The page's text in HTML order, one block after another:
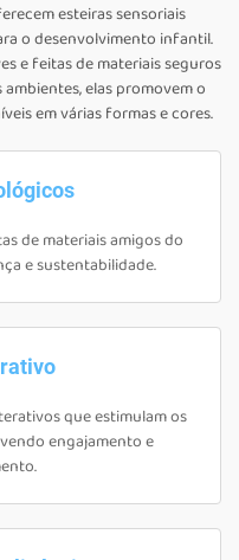
esteiras sensoriais
o desenvolvimento infantil.
e feitas de materiais seguros
ambientes, elas promovem o
em várias formas e cores.
de materiais amigos do
e sustentabilidade.
que estimulam os
engajamento e